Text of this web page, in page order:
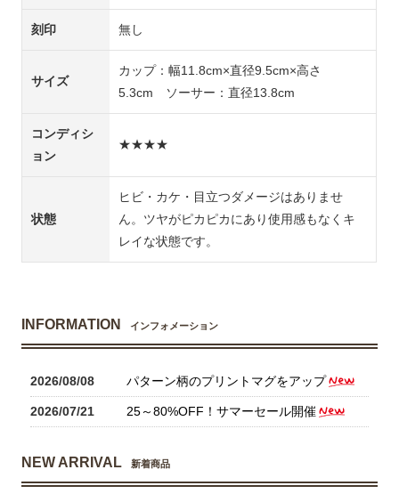
刻印 無し
サイズ
カップ：幅11.8cm×直径9.5cm×高さ
5.3cm ソーサー：直径13.8cm
コンディシ
ョン
★★★★
状態
ヒビ・カケ・目立つダメージはありませ
ん。ツヤがピカピカにあり使用感もなくキ
レイな状態です。
INFORMATION インフォメーション
2026/08/08 パターン柄のプリントマグをアップ
2026/07/21 25～80%OFF！サマーセール開催
NEW ARRIVAL 新着商品